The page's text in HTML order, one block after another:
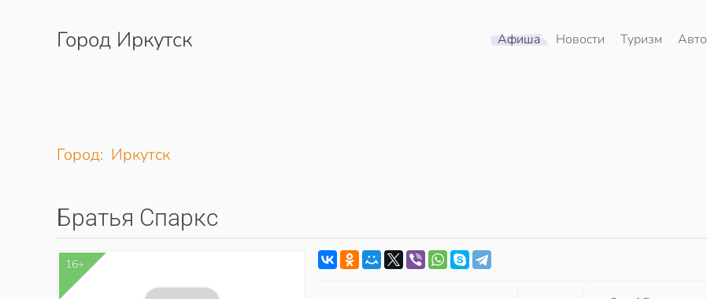
Перейти к содержимому
Город Иркутск Афиша Новости Туризм Авто
Город: Иркутск
Братья Спаркс
16+